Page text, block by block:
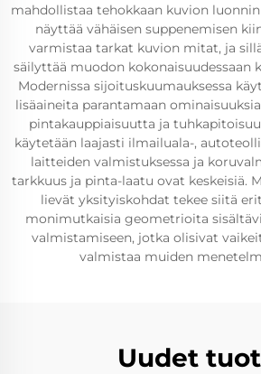
mahdollistaa tehokkaan kuvion
näyttää vähäisen suppenemisen
varmistaa tarkat kuvion mitat, ja
säilyttää muodon kokonaisuudessaan
Modernissa sijoituskuumauksessa
lisäaineita parantamaan
pintakauppiaisuutta ja
käytetään laajasti ilmailuala-,
laitteiden valmistuksessa ja
tarkkuus ja pinta-laatu ovat keskeisiä.
lievät yksityiskohdat tekee siitä
monimutkaisia geometrioita
valmistamiseen, jotka olisivat
valmistaa muiden
Uudet